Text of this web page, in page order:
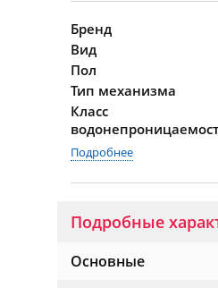
Бренд
Вид
Пол
Тип механизма
Класс
Подробнее
Подробные
Основные